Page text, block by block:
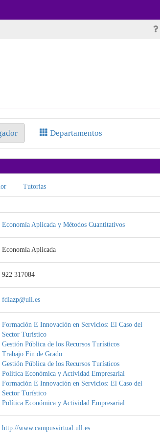
Departamentos
Tutorías
Economía Aplicada y Métodos Cuantitativos
Economía Aplicada
922 317084
fdiazp@ull.es
Formación E Innovación en Servicios: El Caso del
Sector Turístico
Gestión Pública de los Recursos Turísticos
Trabajo Fin de Grado
Gestión Pública de los Recursos Turísticos
Política Económica y Actividad Empresarial
Formación E Innovación en Servicios: El Caso del
Sector Turístico
Política Económica y Actividad Empresarial
http://www.campusvirtual.ull.es